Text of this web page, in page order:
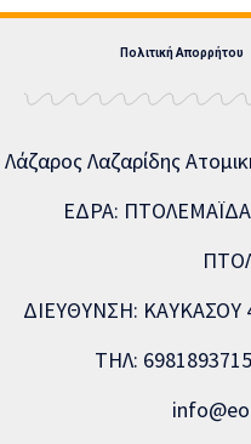
Πολιτική Απορρήτου
Λάζαρος Λαζαρίδης
ΕΔΡΑ:
ΔΙΕΥΘΥΝΣΗ: ΚΑΥΚΑΣΟΥ
ΤΗΛ: